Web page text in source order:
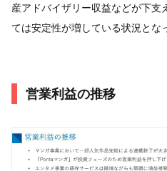
産アドバイザリー収益などが下支
ては安定性が増している状況とな
営業利益の推移